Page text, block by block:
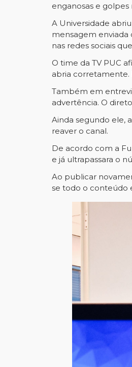
enganosas e golpes
A Universidade
mensagem enviada
nas redes sociais
O time da TV PUC
abria corretamente.
Também em
advertência. O
Ainda segundo ele,
reaver o canal.
De acordo com a
e já ultrapassara o
Ao publicar
se todo o conteúdo